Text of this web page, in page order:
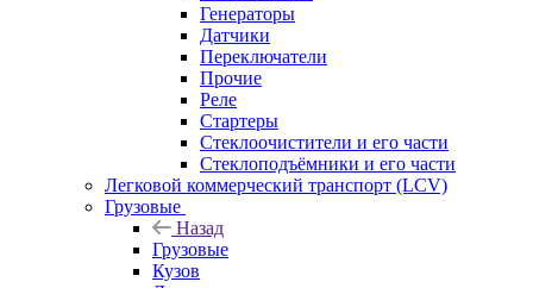
Генераторы
Датчики
Переключатели
Прочие
Реле
Стартеры
Стеклоочистители и его части
Стеклоподъёмники и его части
Легковой коммерческий транспорт (LCV)
Грузовые
Назад
Грузовые
Кузов